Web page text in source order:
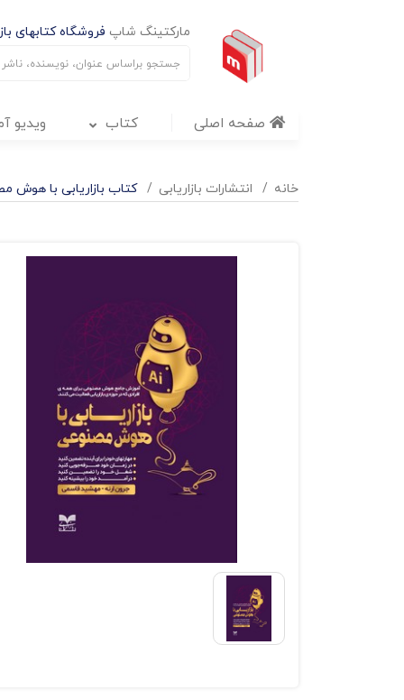
مارکتینگ شاپ فروشگاه کتابهای
صفحه اصلی کتاب ویدیو
خانه انتشارات بازاریابی کتاب بازاریابی با هوش